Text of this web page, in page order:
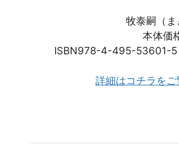
牧泰嗣（
本体価
ISBN978-4-495-53601-5
詳細はコチラをご